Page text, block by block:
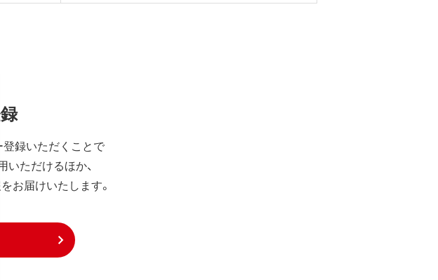
録いただくことで
ただけるほか、
お届けいたします。